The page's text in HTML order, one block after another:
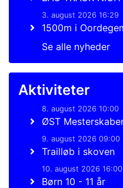
3. august 2026 16:29
1500m i
Se alle nyheder
Aktiviteter
8. august 2026 10:00
ØST
9. august 2026 09:00
Trailløb i skoven
10. august 2026 16:00
Børn 10 - 11 år